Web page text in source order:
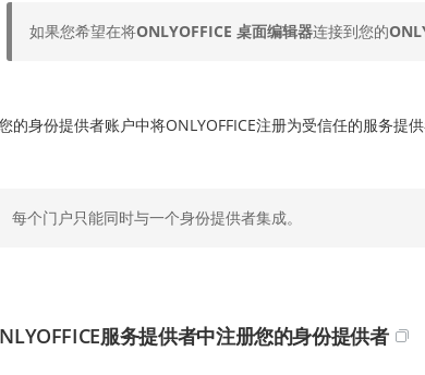
如果您希望在将ONLYOFFICE 桌面编辑器连接到您的
的身份提供者账户中将ONLYOFFICE注册为受信任的服务提
每个门户只能同时与一个身份提供者集成。
服务提供者中注册您的身份提供者